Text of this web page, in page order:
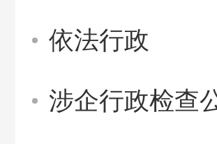
依法行政
涉企行政检查